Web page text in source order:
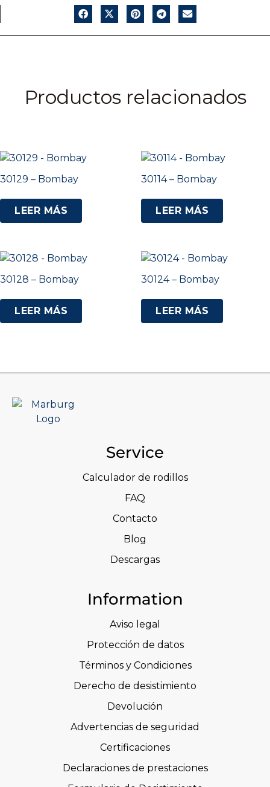
Productos relacionados
30129 – Bombay
LEER MÁS
30114 – Bombay
LEER MÁS
30128 – Bombay
LEER MÁS
30124 – Bombay
LEER MÁS
Service
Calculador de rodillos
FAQ
Contacto
Blog
Descargas
Information
Aviso legal
Protección de datos
Términos y Condiciones
Derecho de desistimiento
Devolución
Advertencias de seguridad
Certificaciones
Declaraciones de prestaciones